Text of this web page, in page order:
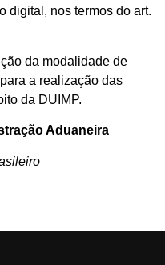
digital, nos termos do art.
da modalidade de
a realização das
da DUIMP.
Aduaneira